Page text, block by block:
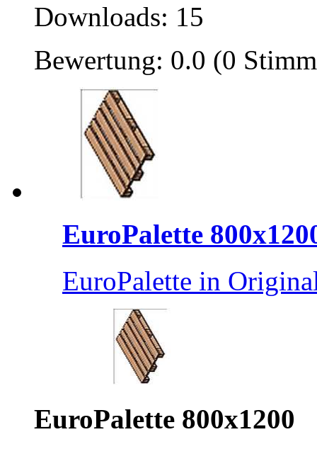
Downloads: 15
Bewertung: 0.0 (0
EuroPalette
EuroPalette in
EuroPalette 800x1200